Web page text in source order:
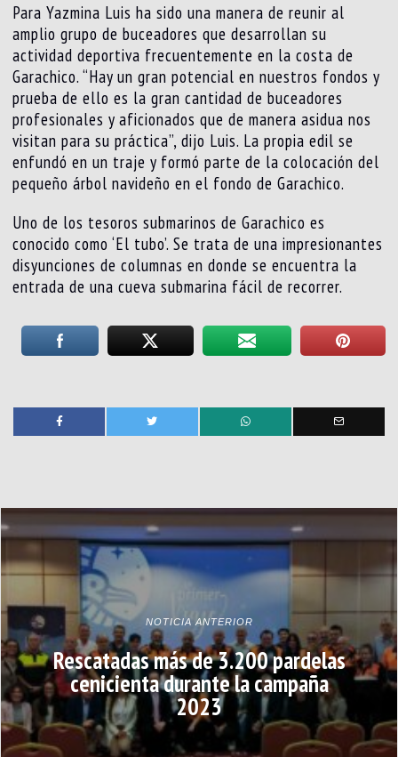
Para Yazmina Luis ha sido una manera de reunir al
amplio grupo de buceadores que desarrollan su
actividad deportiva frecuentemente en la costa de
Garachico. “Hay un gran potencial en nuestros fondos y
prueba de ello es la gran cantidad de buceadores
profesionales y aficionados que de manera asidua nos
visitan para su práctica”, dijo Luis. La propia edil se
enfundó en un traje y formó parte de la colocación del
pequeño árbol navideño en el fondo de Garachico.
Uno de los tesoros submarinos de Garachico es
conocido como ‘El tubo’. Se trata de una impresionantes
disyunciones de columnas en donde se encuentra la
entrada de una cueva submarina fácil de recorrer.
NOTICIA ANTERIOR
Rescatadas más de 3.200 pardelas
cenicienta durante la campaña
2023